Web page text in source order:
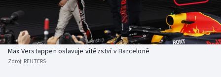
Baseball a softbal
Basketbal
Biatlon
Soutěže
Historické návraty
Aplikace ČT sport
Max Verstappen oslavuje vítězství v Barceloně
Zdroj: REUTERS